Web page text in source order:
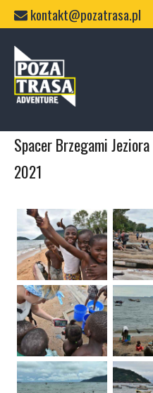
Skip
kontakt@pozatrasa.pl
Home
Spacer Brzegami
2021